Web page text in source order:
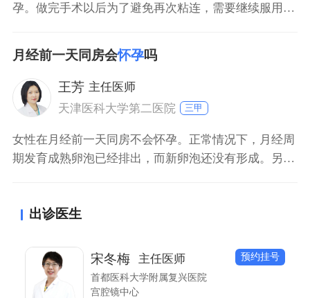
孕。做完手术以后为了避免再次粘连，需要继续服用药
粘连，在术后三个月取出，在术后不足三个月备孕怀孕
概率较小，即使怀孕早期流产风险也比较大。
月经前一天同房会怀孕吗
王芳 主任医师
天津医科大学第二医院
三甲
女性在月经前一天同房不会怀孕。正常情况下，月经周
期发育成熟卵泡已经排出，而新卵泡还没有形成。另
颈内口进入宫腔和输卵管内。
出诊医生
宋冬梅 主任医师
首都医科大学附属复兴医院
宫腔镜中心
预约挂号